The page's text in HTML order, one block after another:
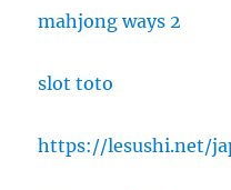
mahjong ways 2
slot toto
https://lesushi.net/